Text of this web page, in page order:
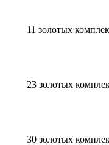
11 золотых
23 золотых
30 золотых